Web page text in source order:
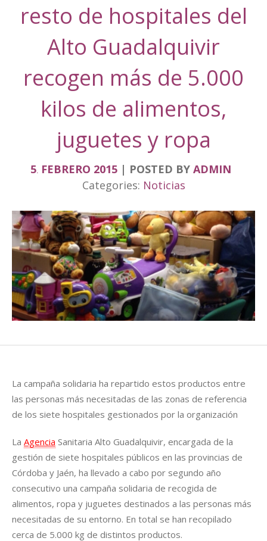
resto de hospitales del
Alto Guadalquivir
recogen más de 5.000
kilos de alimentos,
juguetes y ropa
5. FEBRERO 2015 POSTED BY ADMIN
Categories: Noticias
La campaña solidaria ha repartido estos productos entre
las personas más necesitadas de las zonas de referencia
de los siete hospitales gestionados por la organización
La Agencia Sanitaria Alto Guadalquivir, encargada de la
gestión de siete hospitales públicos en las provincias de
Córdoba y Jaén, ha llevado a cabo por segundo año
consecutivo una campaña solidaria de recogida de
alimentos, ropa y juguetes destinados a las personas más
necesitadas de su entorno. En total se han recopilado
cerca de 5.000 kg de distintos productos.